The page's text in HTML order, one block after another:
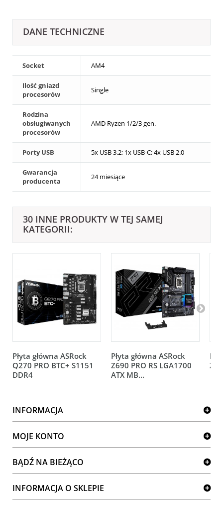
DANE TECHNICZNE
Socket AM4
Ilość gniazd
procesorów
Single
Rodzina
obsługiwanych
procesorów
AMD Ryzen 1/2/3 gen.
Porty USB 5x USB 3.2; 1x USB-C; 4x USB 2.0
Gwarancja
producenta
24 miesiące
30 INNE PRODUKTY W TEJ SAMEJ
KATEGORII:
Płyta główna ASRock
Q270 PRO BTC+ S1151
DDR4
Płyta główna ASRock
Z690 PRO RS LGA1700
ATX MB...
INFORMACJA
MOJE KONTO
BĄDŹ NA BIEŻĄCO
INFORMACJA O SKLEPIE